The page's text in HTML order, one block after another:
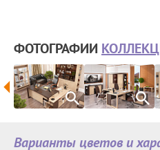
ФОТОГРАФИИ
Варианты цветов и